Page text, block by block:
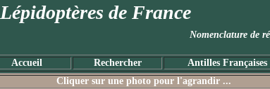
Lépidoptères de France
Nomenclature
Accueil Rechercher Antilles Françaises
Cliquer sur une photo pour l'agrandir ...